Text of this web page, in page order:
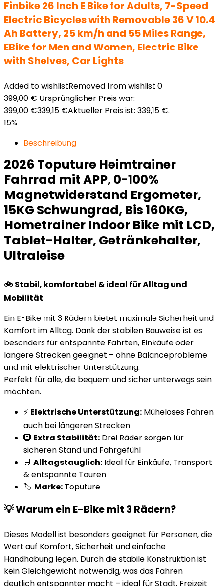
Finbike 26 Inch E Bike for Adults, 7-Speed
Electric Bicycles with Removable 36 V 10.4
Ah Battery, 25 km/h and 55 Miles Range,
EBike for Men and Women, Electric Bike
with Shelves, Car Lights
Added to wishlistRemoved from wishlist 0
399,00€ Ursprünglicher Preis war:
399,00 €339,15 €Aktueller Preis ist: 339,15 €.
15%
Beschreibung
2026 Toputure Heimtrainer
Fahrrad mit APP, 0-100%
Magnetwiderstand Ergometer,
15KG Schwungrad, Bis 160KG,
Hometrainer Indoor Bike mit LCD,
Tablet-Halter, Getränkehalter,
Ultraleise
🚲 Stabil, komfortabel & ideal für Alltag und
Mobilität
Ein E-Bike mit 3 Rädern bietet maximale Sicherheit und
Komfort im Alltag. Dank der stabilen Bauweise ist es
besonders für entspannte Fahrten, Einkäufe oder
längere Strecken geeignet – ohne Balanceprobleme
und mit elektrischer Unterstützung.
Perfekt für alle, die bequem und sicher unterwegs sein
möchten.
⚡ Elektrische Unterstützung: Müheloses Fahren
auch bei längeren Strecken
🛞 Extra Stabilität: Drei Räder sorgen für
sicheren Stand und Fahrgefühl
🛒 Alltagstauglich: Ideal für Einkäufe, Transport
& entspannte Touren
🏷️ Marke: Toputure
💡 Warum ein E-Bike mit 3 Rädern?
Dieses Modell ist besonders geeignet für Personen, die
Wert auf Komfort, Sicherheit und einfache
Handhabung legen. Durch die stabile Konstruktion ist
kein Gleichgewicht notwendig, was das Fahren
deutlich entspannter macht – ideal für Stadt, Freizeit